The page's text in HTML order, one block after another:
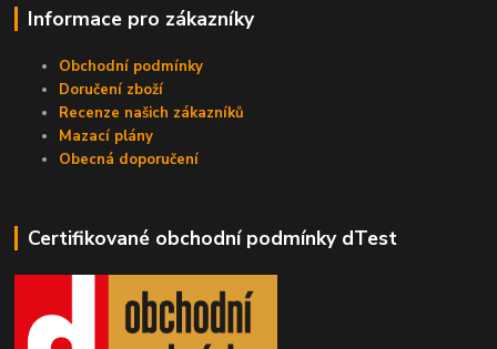
Informace pro zákazníky
Obchodní podmínky
Doručení zboží
Recenze našich zákazníků
Mazací plány
Obecná doporučení
Certifikované obchodní podmínky dTest